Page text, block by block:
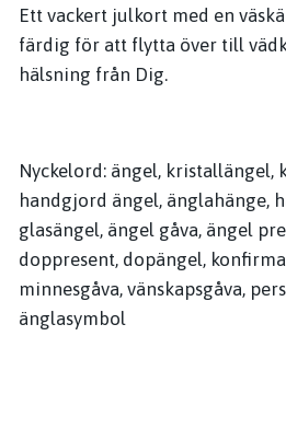
Ett vackert julkort med en
färdig för att flytta över till
hälsning från Dig.
Nyckelord: ängel, kristallängel,
handgjord ängel, änglahänge,
glasängel, ängel gåva, ängel
doppresent, dopängel,
minnesgåva, vänskapsgåva,
änglasymbol